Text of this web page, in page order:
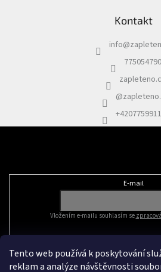
Tento web používá k poskytování
reklam a analýze návštěvnosti
Kontakt
info@
775054790
E-mail
Vložením e-mailu souhlasím se